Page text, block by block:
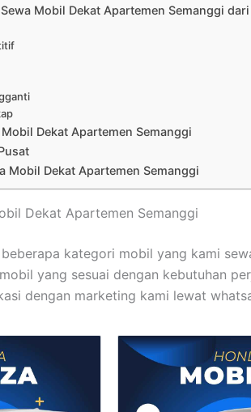
Mobil Dekat Apartemen Semanggi
Dekat Apartemen Semanggi
Mobil Dekat Apartemen Semanggi
Dekat Apartemen Semanggi
kategori mobil yang kami
yang sesuai dengan kebutuhan
dengan marketing kami lewat